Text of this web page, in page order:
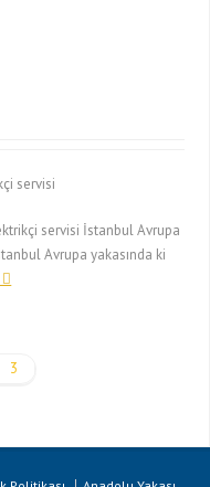
servisi İstanbul Avrupa
Avrupa yakasında ki
3